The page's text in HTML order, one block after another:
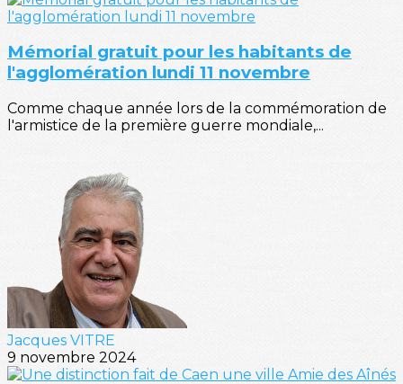
Mémorial gratuit pour les habitants de
l'agglomération lundi 11 novembre
Comme chaque année lors de la commémoration de
l'armistice de la première guerre mondiale,...
Jacques VITRE
9 novembre 2024